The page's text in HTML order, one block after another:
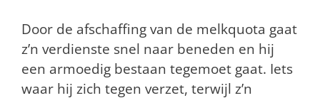
Door de afschaffing van de melkquota gaat
z’n verdienste snel naar beneden en hij
een armoedig bestaan tegemoet gaat. Iets
waar hij zich tegen verzet, terwijl z’n